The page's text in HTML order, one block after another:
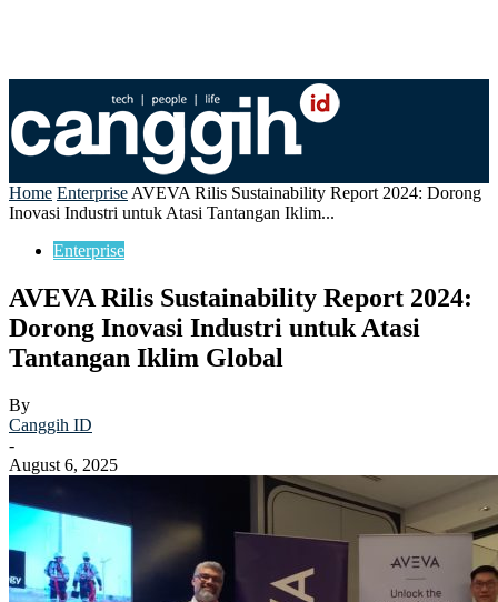
Home Enterprise AVEVA Rilis Sustainability Report 2024: Dorong
Inovasi Industri untuk Atasi Tantangan Iklim...
Enterprise
AVEVA Rilis Sustainability Report 2024:
Dorong Inovasi Industri untuk Atasi
Tantangan Iklim Global
By
Canggih ID
-
August 6, 2025